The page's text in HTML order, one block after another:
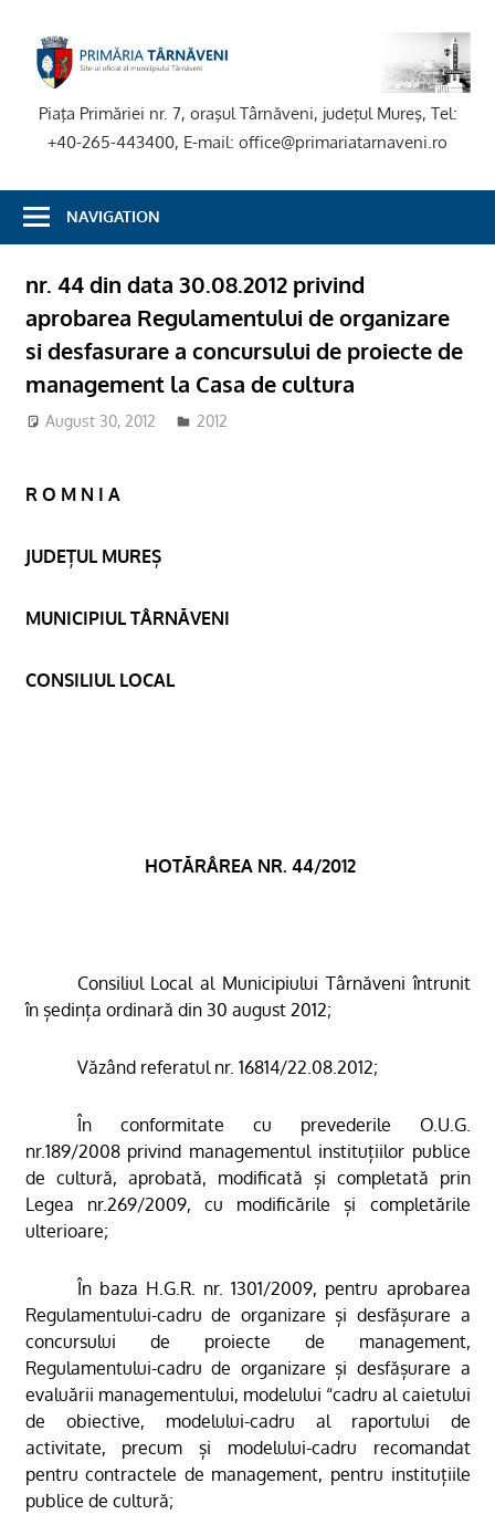
content
Piaţa Primăriei nr. 7, oraşul Târnăveni, judeţul Mureş, Tel:
+40-265-443400, E-mail: office@primariatarnaveni.ro
NAVIGATION
nr. 44 din data 30.08.2012 privind
aprobarea Regulamentului de organizare
si desfasurare a concursului de proiecte de
management la Casa de cultura
August 30, 2012 2012
R O M N I A
JUDEȚUL MUREȘ
MUNICIPIUL TÂRNĂVENI
CONSILIUL LOCAL
HOTĂRÂREA NR. 44/2012
Consiliul Local al Municipiului Târnăveni întrunit
în ședința ordinară din 30 august 2012;
Văzând referatul nr. 16814/22.08.2012;
În conformitate cu prevederile O.U.G.
nr.189/2008 privind managementul instituțiilor publice
de cultură, aprobată, modificată și completată prin
Legea nr.269/2009, cu modificările și completările
ulterioare;
În baza H.G.R. nr. 1301/2009, pentru aprobarea
Regulamentului-cadru de organizare și desfășurare a
concursului de proiecte de management,
Regulamentului-cadru de organizare și desfășurare a
evaluării managementului, modelului “cadru al caietului
de obiective, modelului-cadru al raportului de
activitate, precum și modelului-cadru recomandat
pentru contractele de management, pentru instituțiile
publice de cultură;